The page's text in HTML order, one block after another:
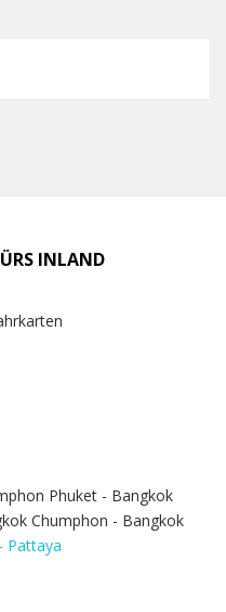
INLAND
Phuket - Bangkok
Chumphon - Bangkok
Pattaya